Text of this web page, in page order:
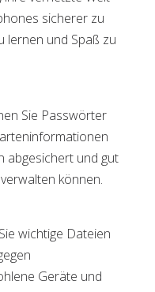
sicherer zu
lernen und Spaß zu
Sie Passwörter
abgesichert und gut
können.
wichtige Dateien
Geräte und